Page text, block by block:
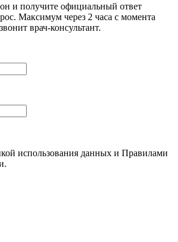
и получите официальный ответ
Максимум через 2 часа с момента
врач-консультант.
использования данных и Правилами